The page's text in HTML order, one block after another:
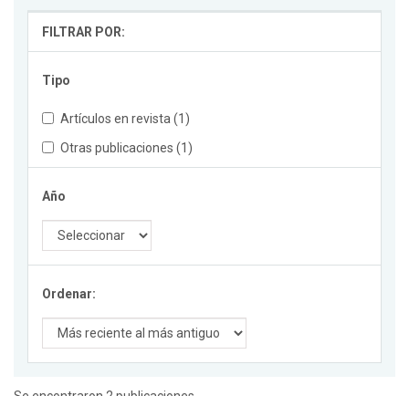
FILTRAR POR:
Tipo
Artículos en revista (1)
Otras publicaciones (1)
Año
Ordenar: